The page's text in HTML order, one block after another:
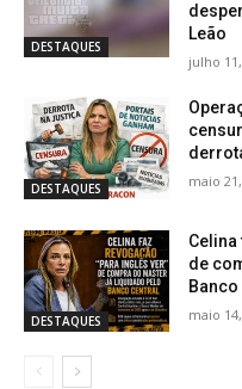
DESTAQUES
Leão
julho
DESTAQUES maio
DESTAQUES
de
Banco
maio